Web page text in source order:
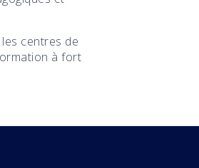
centres de
à fort